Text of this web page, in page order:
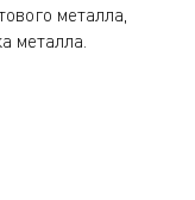
металла,
металла.